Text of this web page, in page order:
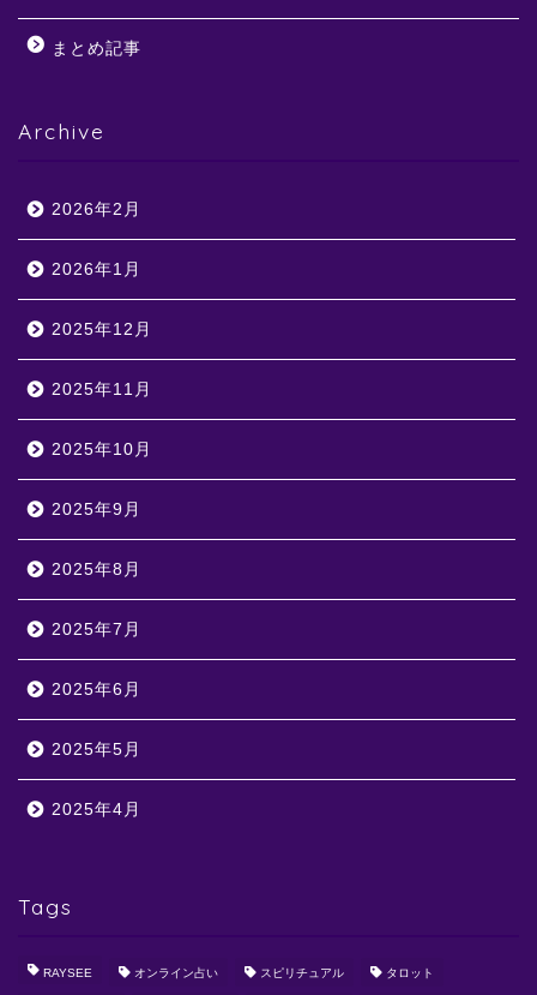
まとめ記事
Archive
2026年2月
2026年1月
2025年12月
2025年11月
2025年10月
2025年9月
2025年8月
2025年7月
2025年6月
2025年5月
2025年4月
Tags
RAYSEE オンライン占い スピリチュアル タロット